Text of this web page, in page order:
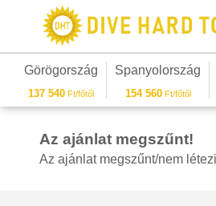
Görögország
137 540 Ft/főtől
Spanyolország
154 560Ft/főtől
Az ajánlat megszűnt!
Az ajánlat megszűnt/nem